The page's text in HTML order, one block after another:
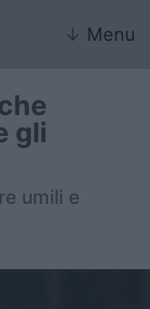
↓ Menu
gli
umili e